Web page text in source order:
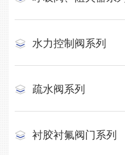
水力控制阀系列
疏水阀系列
衬胶衬氟阀门系列